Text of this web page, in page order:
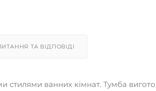
ТА ВІДПОВІДІ
стилями ванних кімнат. Тумба